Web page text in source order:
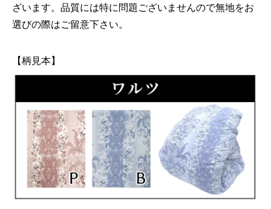
ざいます。品質には特に問題ございませんので無地をお
選びの際はご留意下さい。
【柄見本】